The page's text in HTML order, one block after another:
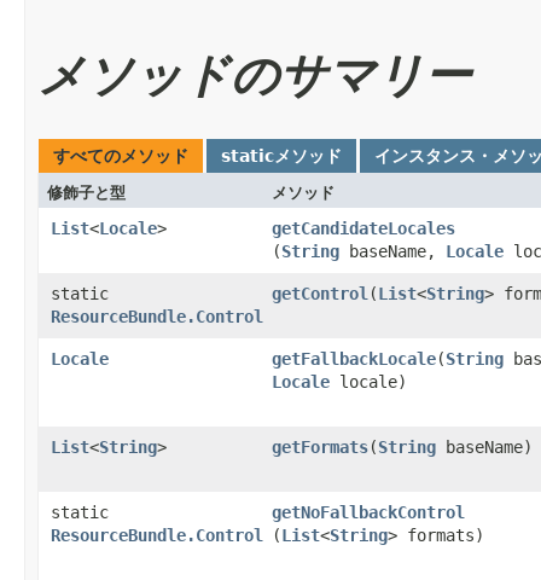
メソッドのサマリー
すべてのメソッド staticメソッド インスタンス・メソ
修飾子と型 メソッド
List<Locale> getCandidateLocales
(String baseName, Locale
static
ResourceBundle.Control
getControl ​(List<String>
Locale getFallbackLocale​(String
Locale locale)
List<String> getFormats​(String baseName)
static
ResourceBundle.Control
getNoFallbackControl
(List<String> formats)